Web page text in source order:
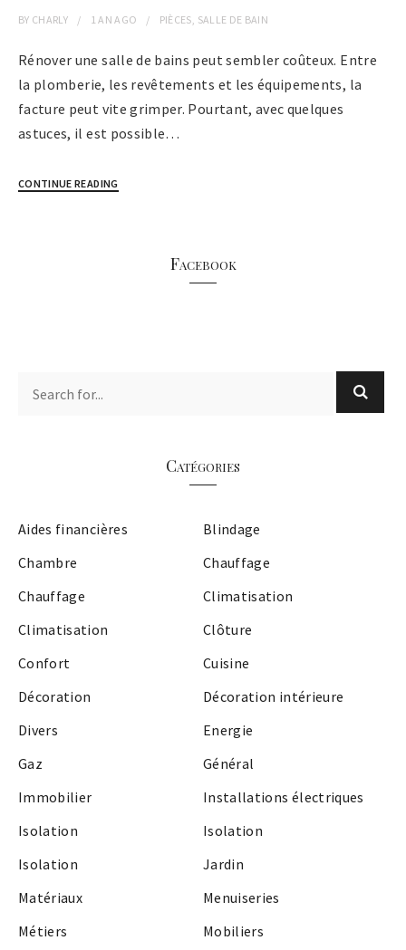
BY CHARLY 1 AN AGO PIÈCES, SALLE DE BAIN
Rénover une salle de bains peut sembler coûteux. Entre
la plomberie, les revêtements et les équipements, la
facture peut vite grimper. Pourtant, avec quelques
astuces, il est possible…
CONTINUE READING
Facebook
Catégories
Aides financières
Blindage
Chambre
Chauffage
Chauffage
Climatisation
Climatisation
Clôture
Confort
Cuisine
Décoration
Décoration intérieure
Divers
Energie
Gaz
Général
Immobilier
Installations électriques
Isolation
Isolation
Isolation
Jardin
Matériaux
Menuiseries
Métiers
Mobiliers